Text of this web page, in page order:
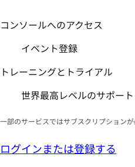
コンソールへのアクセス
イベント登録
トレーニングとトライアル
世界最高レベルのサポート
一部のサービスではサブスクリプションが
ログインまたは登録する